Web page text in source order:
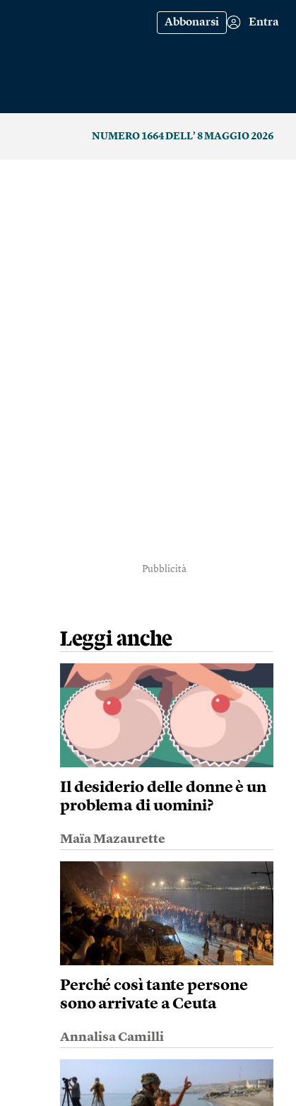
Abbonarsi Entra
NUMERO 1664 DELL’ 8 MAGGIO 2026
Pubblicità
Leggi anche
Il desiderio delle donne è un
problema di uomini?
Maïa Mazaurette
Perché così tante persone
sono arrivate a Ceuta
Annalisa Camilli